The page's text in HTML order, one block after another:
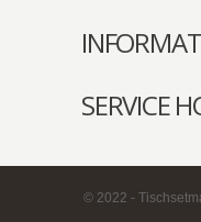
SERVICE
© 2022 -